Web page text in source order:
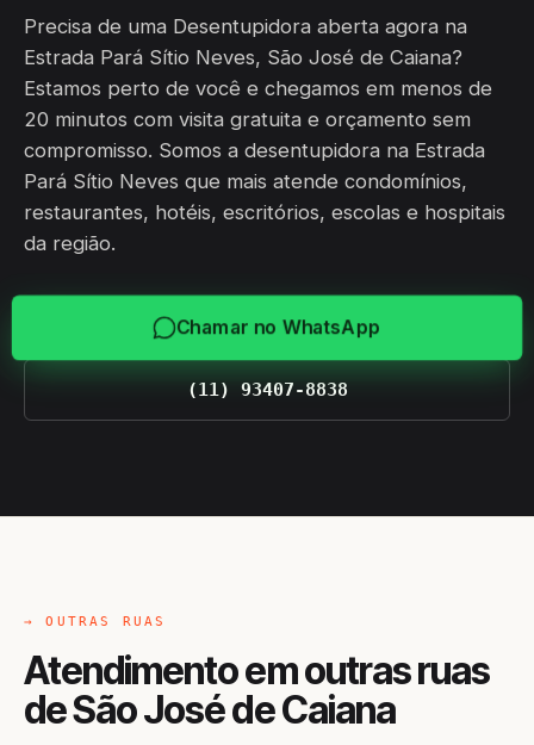
Precisa de uma Desentupidora aberta agora na
Estrada Pará Sítio Neves, São José de Caiana?
Estamos perto de você e chegamos em menos de
20 minutos com visita gratuita e orçamento sem
compromisso. Somos a desentupidora na Estrada
Pará Sítio Neves que mais atende condomínios,
restaurantes, hotéis, escritórios, escolas e hospitais
da região.
Chamar no WhatsApp
(11) 93407-8838
→ OUTRAS RUAS
Atendimento em outras ruas
de São José de Caiana